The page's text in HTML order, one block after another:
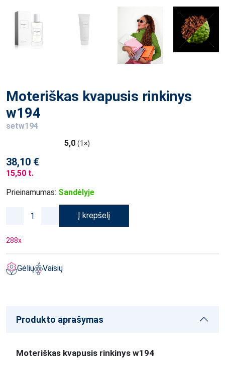
Moteriškas kvapusis rinkinys
w194
setw194
5,0 (1×)
38,10 €
15,50 t.
Prieinamumas: Sandėlyje
Į krepšelį
288x
Gėlių Vaisių
Produkto aprašymas
Moteriškas kvapusis rinkinys w194